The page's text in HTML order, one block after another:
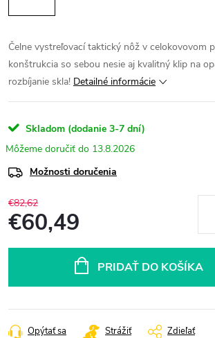
Čelne vystreľovací taktický nôž v celokovovom
konštrukcia so sebou nesie aj kvalitný klip na
rozbíjanie skla! Detailné informácie
Skladom (dodanie 3-7 dní)
13.8.2026
Možnosti doručenia
€82,62
€60,49
PRIDAŤ DO KOŠÍKA
Opýtať sa Strážiť Zdieľať